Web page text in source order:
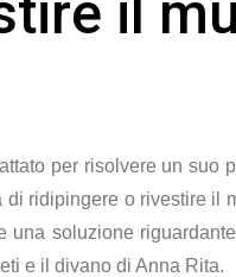
il
per risolvere un suo
ridipingere o rivestire il
una soluzione
e il divano di Anna Rita.